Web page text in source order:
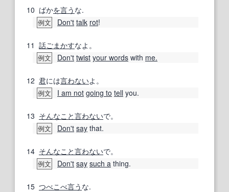
10 ばかを言う な.
例文 Don't talk rot!
11 話ごまかすなよ。
例文 Don't twist your words with me.
12 君には言わないよ。
例文 I am not going to tell you.
13 そんなこと言わないで。
例文 Don't say that.
14 そんなこと言わないで。
例文 Don't say such a thing.
15 つべこべ言う な.